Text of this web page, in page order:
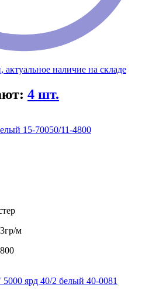
наличие на складе
4 шт.
15-70050/11-4800
м
ярд 40/2 белый 40-0081